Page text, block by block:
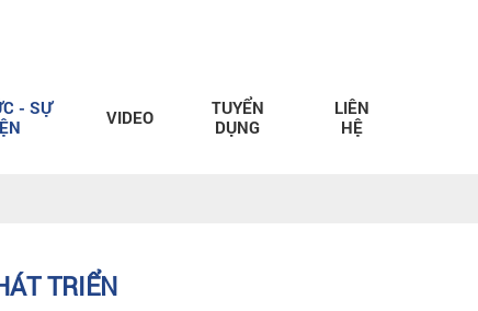
- SỰ
VIDEO
TUYỂN
DỤNG
LIÊN
HỆ
TRIỂN